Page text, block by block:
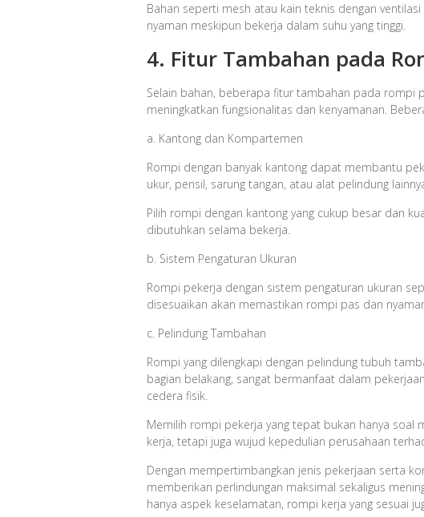
Bahan seperti mesh atau kain teknis dengan
nyaman meskipun bekerja dalam suhu yang tinggi.
4. Fitur Tambahan pada
Selain bahan, beberapa fitur tambahan pada rompi
meningkatkan fungsionalitas dan kenyamanan.
a. Kantong dan Kompartemen
Rompi dengan banyak kantong dapat membantu
ukur, pensil, sarung tangan, atau alat pelindung
Pilih rompi dengan kantong yang cukup besar dan
dibutuhkan selama bekerja.
b. Sistem Pengaturan Ukuran
Rompi pekerja dengan sistem pengaturan ukuran
disesuaikan akan memastikan rompi pas dan
c. Pelindung Tambahan
Rompi yang dilengkapi dengan pelindung tubuh
bagian belakang, sangat bermanfaat dalam
cedera fisik.
Memilih rompi pekerja yang tepat bukan hanya soal
kerja, tetapi juga wujud kepedulian perusahaan
Dengan mempertimbangkan jenis pekerjaan serta
memberikan perlindungan maksimal sekaligus
hanya aspek keselamatan, rompi kerja yang sesuai